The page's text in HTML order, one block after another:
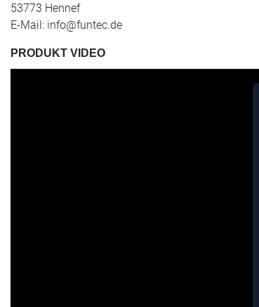
53773 Hennef
E-Mail: info@funtec.de
PRODUKT VIDEO